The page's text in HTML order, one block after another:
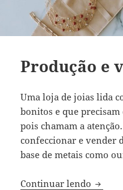
Produção e
Uma loja de joias lida
bonitos e que precisam
pois chamam a
confeccionar e vender
base de metais como
Continuar lendo